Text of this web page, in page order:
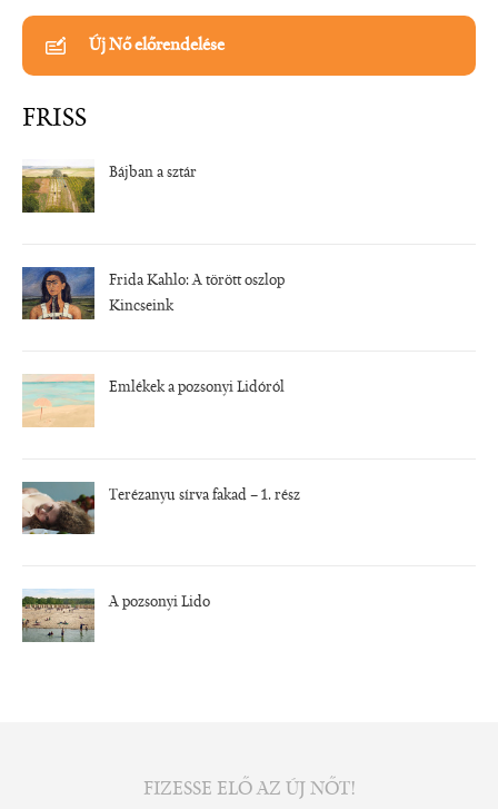
Új Nő előrendelése
FRISS
Bájban a sztár
Frida Kahlo: A törött oszlop
Kincseink
Emlékek a pozsonyi Lidóról
Terézanyu sírva fakad – 1. rész
A pozsonyi Lido
FIZESSE ELŐ AZ ÚJ NŐT!